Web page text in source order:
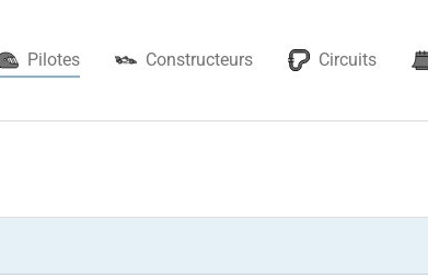
Pilotes(current) Constructeurs Circuits